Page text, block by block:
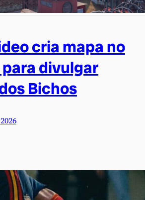
cria mapa no
divulgar
Bichos